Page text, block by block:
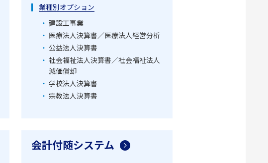
業種別オプション
建設工事業
医療法人決算書／医療法人経営分析
公益法人決算書
社会福祉法人決算書／社会福祉法人
減価償却
学校法人決算書
宗教法人決算書
会計付随システム